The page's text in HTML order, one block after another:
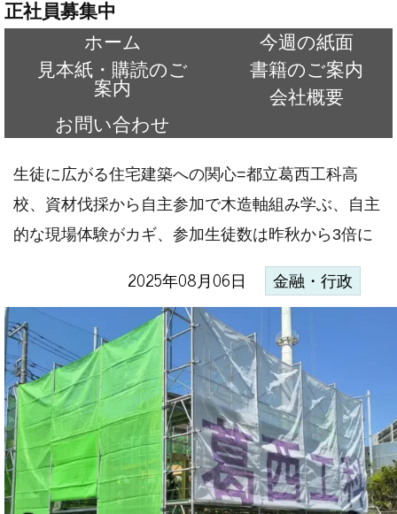
正社員募集中
ホーム
今週の紙面
見本紙・購読のご
案内
書籍のご案内
会社概要
お問い合わせ
生徒に広がる住宅建築への関心=都立葛西工科高
校、資材伐採から自主参加で木造軸組み学ぶ、自主
的な現場体験がカギ、参加生徒数は昨秋から3倍に
2025年08月06日 金融・行政